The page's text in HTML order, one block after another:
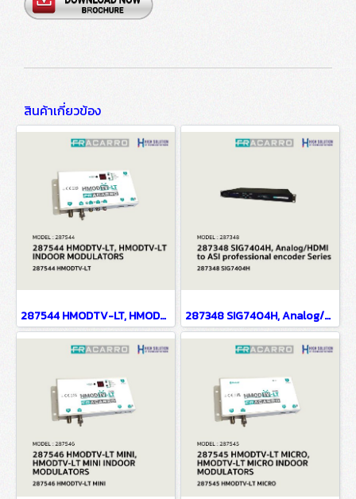
สินค้าเกี่ยวข้อง
287544 HMODTV-LT, HMODTV-LT INDOOR MODULATORS 287348 SIG7404H, Analog/HDMI to ASI professional encoder Series